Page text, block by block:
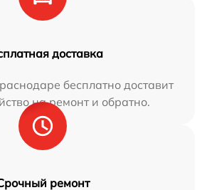
доставка
бесплатно доставит
на ремонт и обратно.
ремонт